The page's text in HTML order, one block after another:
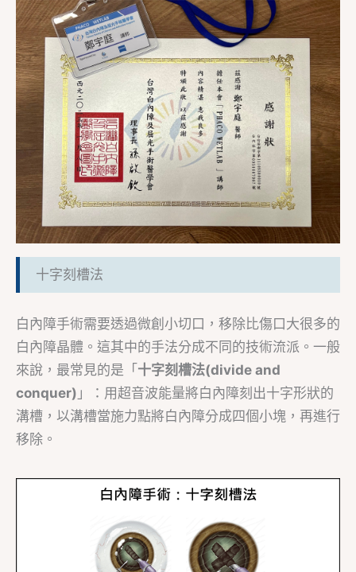
十字刻槽法
白內障手術需要透過微創小切口，移除比傷口大很多的
白內障晶體。這其中的手法分成不同的技術流派。一般
來說，最常見的是「 十字刻槽法(divide and
conquer) 」：用超音波能量將白內障刻出十字形狀的
溝槽，以溝槽當施力點將白內障分成四個小塊，再進行
移除。